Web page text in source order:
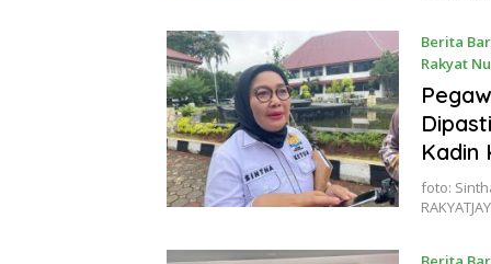
Berita
Rakyat
29 July
Kadin
foto: